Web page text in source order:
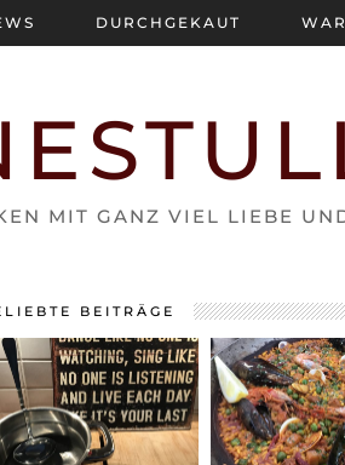
MIT GANZ VIEL LIEBE
DURCHGEKAUT
BEITRÄGE